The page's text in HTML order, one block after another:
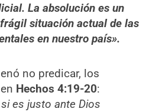
La absolución es un
situación actual de las
en nuestro país».
no predicar, los
Hechos 4:19-20:
es justo ante Dios